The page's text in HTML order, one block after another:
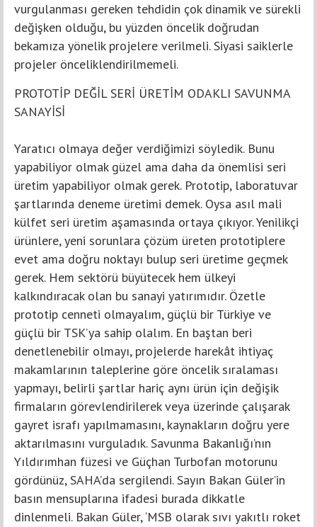
vurgulanması gereken tehdidin çok dinamik ve sürekli
değişken olduğu, bu yüzden öncelik doğrudan
bekamıza yönelik projelere verilmeli. Siyasi saiklerle
projeler önceliklendirilmemeli.
PROTOTİP DEĞİL SERİ ÜRETİM ODAKLI SAVUNMA
SANAYİSİ
Yaratıcı olmaya değer verdiğimizi söyledik. Bunu
yapabiliyor olmak güzel ama daha da önemlisi seri
üretim yapabiliyor olmak gerek. Prototip, laboratuvar
şartlarında deneme üretimi demek. Oysa asıl mali
külfet seri üretim aşamasında ortaya çıkıyor. Yenilikçi
ürünlere, yeni sorunlara çözüm üreten prototiplere
evet ama doğru noktayı bulup seri üretime geçmek
gerek. Hem sektörü büyütecek hem ülkeyi
kalkındıracak olan bu sanayi yatırımıdır. Özetle
prototip cenneti olmayalım, güçlü bir Türkiye ve
güçlü bir TSK’ya sahip olalım. En baştan beri
denetlenebilir olmayı, projelerde harekât ihtiyaç
makamlarının taleplerine göre öncelik sıralaması
yapmayı, belirli şartlar hariç aynı ürün için değişik
firmaların görevlendirilerek veya üzerinde çalışarak
gayret israfı yapılmamasını, kaynakların doğru yere
aktarılmasını vurguladık. Savunma Bakanlığı’nın
Yıldırımhan füzesi ve Güçhan Turbofan motorunu
gördünüz, SAHA’da sergilendi. Sayın Bakan Güler’in
basın mensuplarına ifadesi burada dikkatle
dinlenmeli. Bakan Güler, ‘MSB olarak sıvı yakıtlı roket